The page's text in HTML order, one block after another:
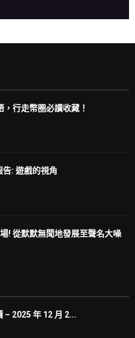
，行走幣圈必讀收藏！
: 遊戲的視角
! 從默默無聞地發展至聲名大噪
– 2025 年 12 月 2...